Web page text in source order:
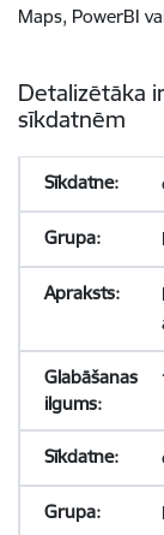
Maps, PowerBI
Detalizētāka
sīkdatnēm